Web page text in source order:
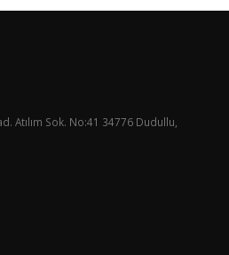
Atılım Sok. No:41 34776 Dudullu,